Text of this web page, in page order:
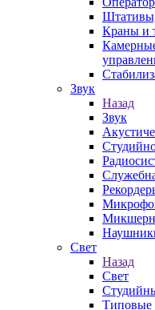
Штативы,
Краны и
Звук
Назад
Звук
Свет
Назад
Свет
Типовые